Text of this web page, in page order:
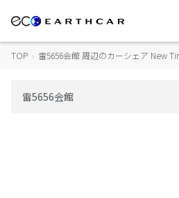
TOP › 雷5656会館 周辺のカーシェア New